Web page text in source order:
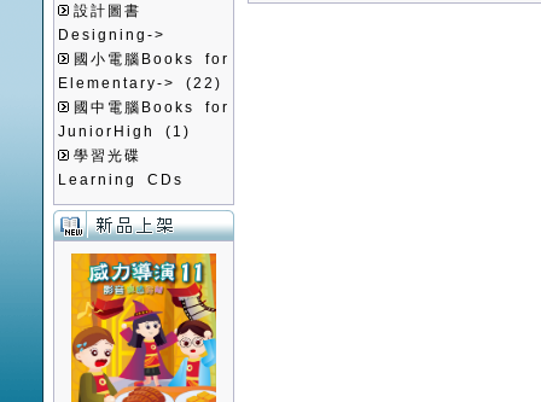
設計圖書
Designing->
國小電腦Books for
Elementary->
(22)
國中電腦Books for
JuniorHigh
(1)
學習光碟
Learning CDs